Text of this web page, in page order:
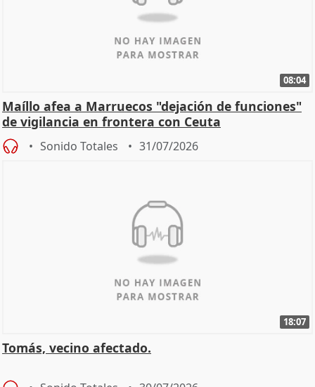
08:04
Maíllo afea a Marruecos "dejación de funciones"
de vigilancia en frontera con Ceuta
Sonido Totales 31/07/2026
18:07
Tomás, vecino afectado.